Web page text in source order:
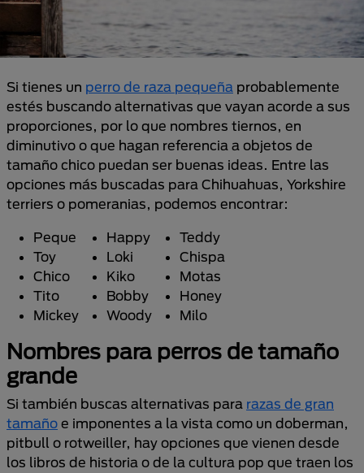
Si tienes un perro de raza pequeña probablemente
estés buscando alternativas que vayan acorde a sus
proporciones, por lo que nombres tiernos, en
diminutivo o que hagan referencia a objetos de
tamaño chico puedan ser buenas ideas. Entre las
opciones más buscadas para Chihuahuas, Yorkshire
terriers o pomeranias, podemos encontrar:
Peque
Toy
Chico
Tito
Mickey
Happy
Loki
Kiko
Bobby
Woody
Teddy
Chispa
Motas
Honey
Milo
Nombres para perros de tamaño
grande
Si también buscas alternativas para razas de gran
tamaño e imponentes a la vista como un doberman,
pitbull o rotweiller, hay opciones que vienen desde
los libros de historia o de la cultura pop que traen los